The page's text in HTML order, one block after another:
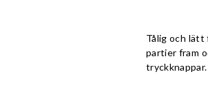
Tålig och
partier fram